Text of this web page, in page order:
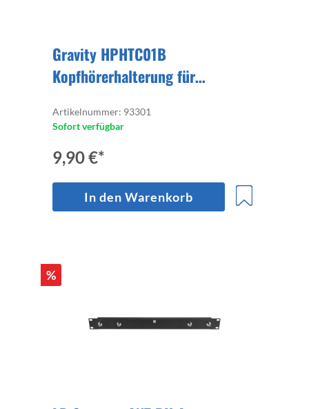
Gravity HPHTC01B
Kopfhörerhalterung für
Artikelnummer: 93301
Sofort verfügbar
9,90 €*
In den Warenkorb
%